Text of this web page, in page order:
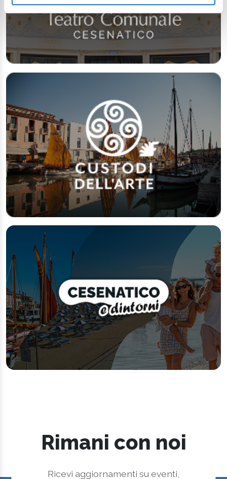
Rimani con noi
Ricevi aggiornamenti su eventi,